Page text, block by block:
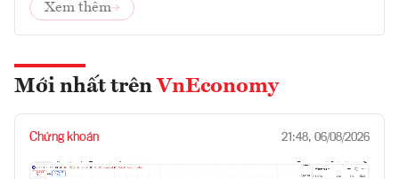
Xem thêm
Mới nhất trên VnEconomy
Chứng khoán 21:48, 06/08/2026